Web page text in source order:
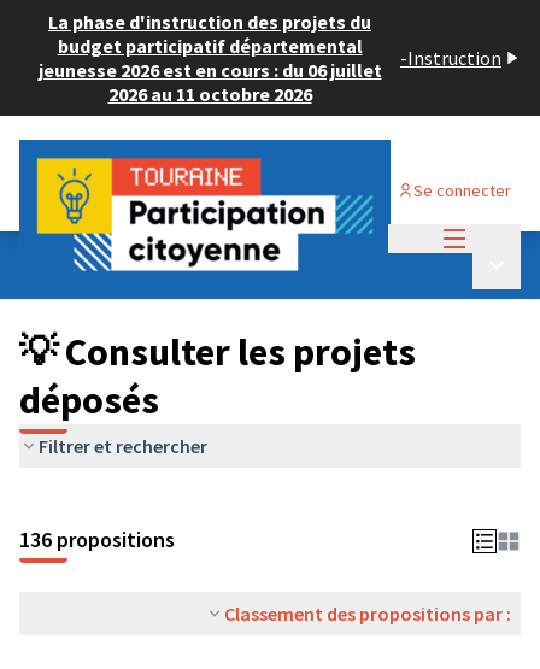
La phase d'instruction des projets du
budget participatif départemental
jeunesse 2026 est en cours : du 06 juillet
2026 au 11 octobre 2026
-Instruction
Se connecter
Budget Participatif JEUNESSE 2024
💡 Consulter les projets déposés
💡 Consulter les projets
déposés
Filtrer et rechercher
136 propositions
Classement des propositions par :